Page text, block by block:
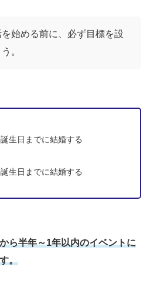
を始める前に、必ず目標を設
。
生日までに結婚する
生日までに結婚する
ら半年～1年以内のイベントに
。